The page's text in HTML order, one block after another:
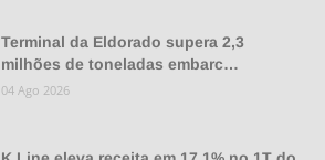
Terminal da Eldorado supera 2,3
milhões de toneladas embarc…
04 Ago 2026